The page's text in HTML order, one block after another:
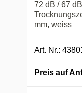
72 dB / 67
mm, weiss
Art. Nr.:
Preis auf